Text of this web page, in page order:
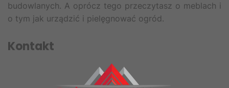
budowlanych. A oprócz tego przeczytasz o meblach i
o tym jak urządzić i pielęgnować ogród.
Kontakt